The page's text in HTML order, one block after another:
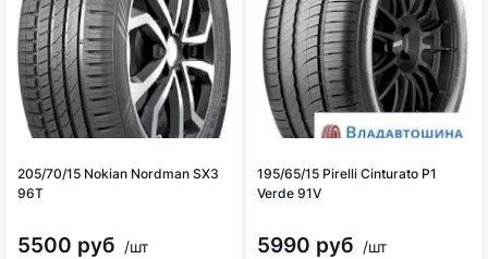
205/70/15 Nokian Nordman SX3
96T
5500 руб /шт
195/65/15 Pirelli Cinturato P1
Verde 91V
5990 руб /шт